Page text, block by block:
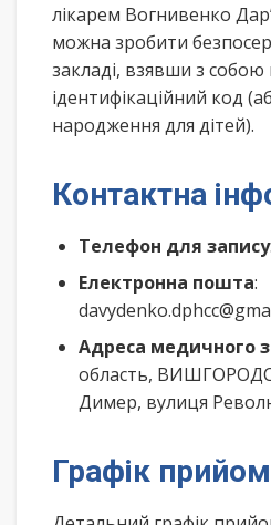
лікарем Вогнивенко
можна зробити
закладі, взявши з собою
ідентифікаційний код
народження для дітей).
Контактна
Телефон для запису:
Електронна пошта:
Адреса медичного
область,
Димер, вулиця
Графік